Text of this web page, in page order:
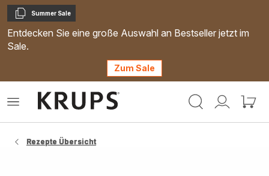
Kopieren
Summer Sale
Entdecken Sie eine große Auswahl an Bestseller jetzt im
Sale.
Zum Sale
Mein
Mein
Das
Rezepte Übersicht